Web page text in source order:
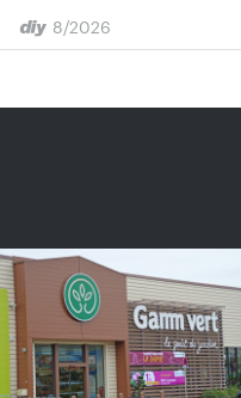
8/2026